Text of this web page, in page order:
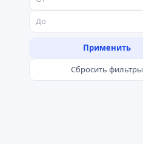
Применить
Сбросить фильтры